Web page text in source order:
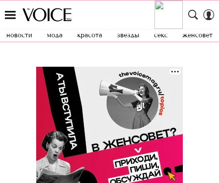
новости мода красота звезды секс женсовет